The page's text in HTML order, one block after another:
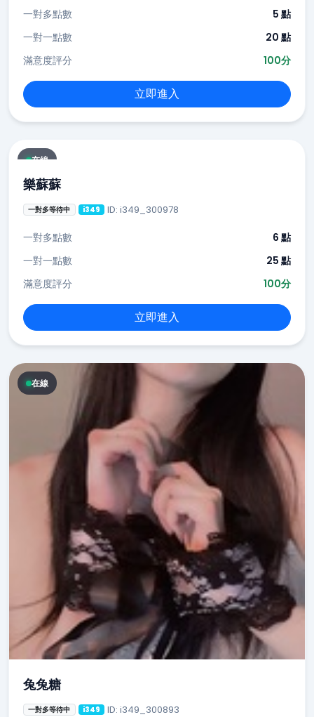
一對多點數
5 點
一對一點數
20 點
滿意度評分
100分
立即進入
在線
樂蘇蘇
一對多等待中 i349 ID: i349_300978
一對多點數
6 點
一對一點數
25 點
滿意度評分
100分
立即進入
在線
兔兔糖
一對多等待中 i349 ID: i349_300893